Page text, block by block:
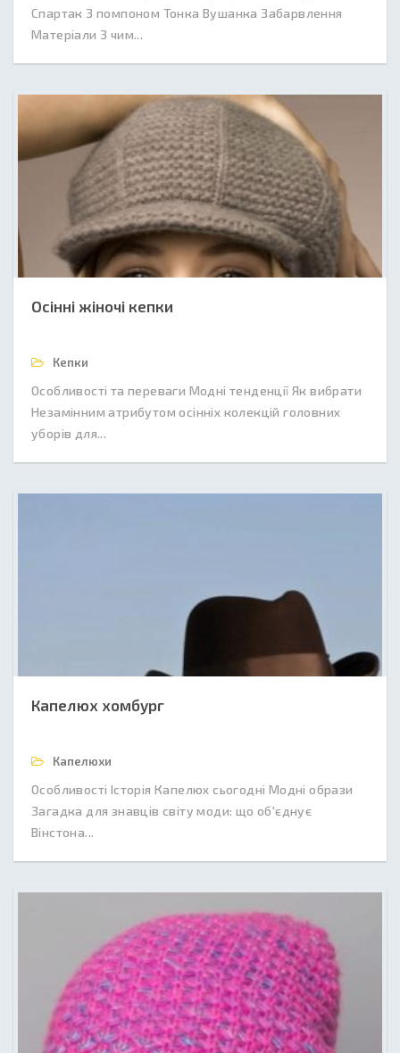
Спартак З помпоном Тонка Вушанка Забарвлення
Матеріали З чим...
Осінні жіночі кепки
Кепки
Особливості та переваги Модні тенденції Як вибрати
Незамінним атрибутом осінніх колекцій головних
уборів для...
Капелюх хомбург
Капелюхи
Особливості Історія Капелюх сьогодні Модні образи
Загадка для знавців світу моди: що об'єднує
Вінстона...